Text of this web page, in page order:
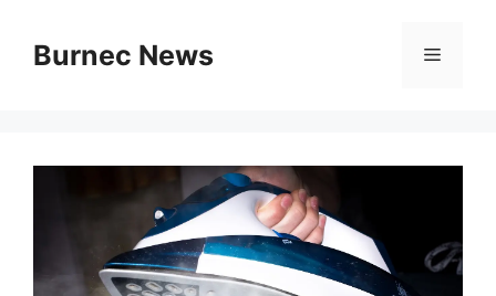
contenuto
Burnec News Menu